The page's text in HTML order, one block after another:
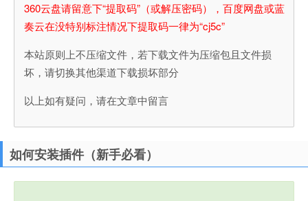
360云盘请留意下“提取码”（或解压密码），百度网盘或蓝
奏云在没特别标注情况下提取码一律为“cj5c”
本站原则上不压缩文件，若下载文件为压缩包且文件损
坏，请切换其他渠道下载损坏部分
以上如有疑问，请在文章中留言
如何安装插件（新手必看）